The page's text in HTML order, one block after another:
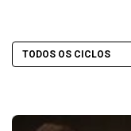
Filtrar por Ciclo
Escolher Ciclo